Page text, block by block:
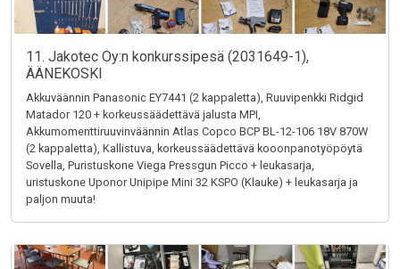
11. Jakotec Oy:n konkurssipesä (2031649-1),
ÄÄNEKOSKI
Akkuväännin Panasonic EY7441 (2 kappaletta), Ruuvipenkki Ridgid
Matador 120 + korkeussäädettävä jalusta MPI,
Akkumomenttiruuvinväännin Atlas Copco BCP BL-12-106 18V 870W
(2 kappaletta), Kallistuva, korkeussäädettävä kooonpanotyöpöytä
Sovella, Puristuskone Viega Pressgun Picco + leukasarja,
uristuskone Uponor Unipipe Mini 32 KSPO (Klauke) + leukasarja ja
paljon muuta!